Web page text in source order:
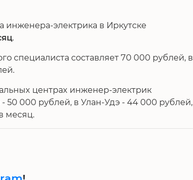
инженера-электрика в Иркутске
.
специалиста составляет 70 000 рублей, в
центрах инженер-электрик
50 000 рублей, в Улан-Удэ - 44 000 рублей,
месяц.